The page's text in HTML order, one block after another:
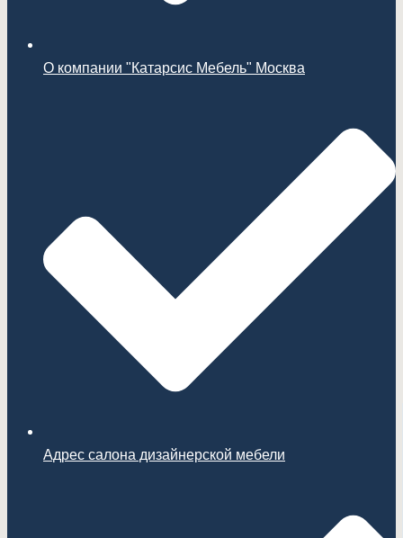
О компании "Катарсис Мебель" Москва
Адрес салона дизайнерской мебели